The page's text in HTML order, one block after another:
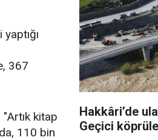
367
kitap
110 bin
Hakkâri’de
Geçici